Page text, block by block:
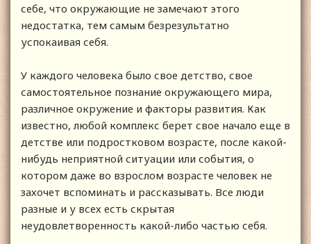
себе, что окружающие не замечают этого
недостатка, тем самым безрезультатно
успокаивая себя.
У каждого человека было свое детство, свое
самостоятельное познание окружающего мира,
различное окружение и факторы развития. Как
известно, любой комплекс берет свое начало еще в
детстве или подростковом возрасте, после какой-
нибудь неприятной ситуации или события, о
котором даже во взрослом возрасте человек не
захочет вспоминать и рассказывать. Все люди
разные и у всех есть скрытая
неудовлетворенность какой-либо частью себя.